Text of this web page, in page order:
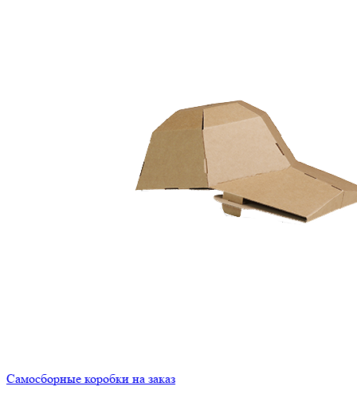
Самосборные коробки на заказ